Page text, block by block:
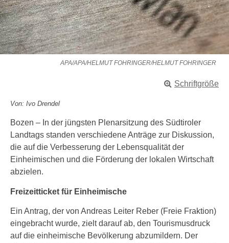
APA/APA/HELMUT FOHRINGER/HELMUT FOHRINGER
Schriftgröße
Von: Ivo Drendel
Bozen – In der jüngsten Plenarsitzung des Südtiroler
Landtags standen verschiedene Anträge zur Diskussion,
die auf die Verbesserung der Lebensqualität der
Einheimischen und die Förderung der lokalen Wirtschaft
abzielen.
Freizeitticket für Einheimische
Ein Antrag, der von Andreas Leiter Reber (Freie Fraktion)
eingebracht wurde, zielt darauf ab, den Tourismusdruck
auf die einheimische Bevölkerung abzumildern. Der